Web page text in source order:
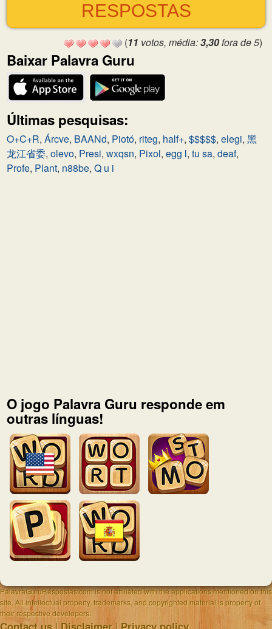
RESPOSTAS
(11 votos, média:3,30fora de 5)
Baixar Palavra Guru
Últimas pesquisas:
O+C+R, Árcve, BAANd, Piotó, riteg, half+, $$$$$, elegi, 黑
龙江省委, olevo, Presi, wxqsn, Pixol, egg l, tu sa, deaf,
Profe, Plant, n88be, Q u i
O jogo Palavra Guru responde em
outras línguas!
PalavraGuruRespostas.com is not affiliated with the applications mentioned on this
site. All intellectual property, trademarks, and copyrighted material is property of
their respective developers.